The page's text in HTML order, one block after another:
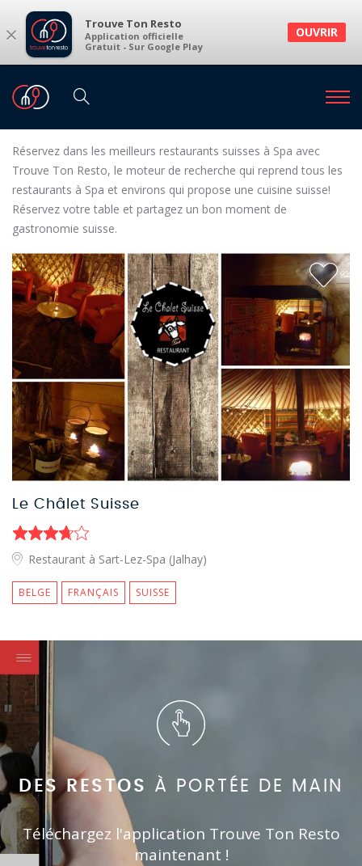
× Trouve Ton Resto
Application officielle
Gratuit - Sur Google Play
OUVRIR
Restaurants
Restaurants suisses à Spa et environs
Réservez dans les meilleurs restaurants suisses à Spa avec
Trouve Ton Resto, le moteur de recherche qui reprend tous les
restaurants à Spa et environs qui propose une cuisine suisse!
Réservez votre table et partagez un bon moment de
gastronomie suisse.
Le Châlet Suisse
Restaurant à Sart-Lez-Spa (Jalhay)
BELGE FRANÇAIS SUISSE
DES RESTOS À PORTÉE DE MAIN
Téléchargez l'application Trouve Ton Resto
maintenant !